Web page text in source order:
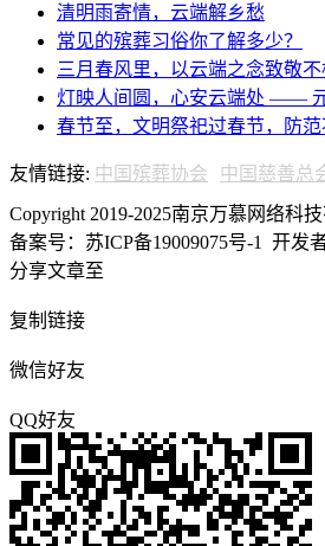
清明雨寄情，云端解乡愁
常见的殡葬习俗你了解多少？
三月春风里，以云端之念致敬
灯映人间圆，心安云端处 ——
春节至，文明祭祀过春节，防范
友情链接: 中国殡葬协会 中国慈善总
Copyright 2019-2025南京万慕网络科
备案号：苏ICP备19009075号-1
开发
分享文章至
复制链接
微信好友
QQ好友